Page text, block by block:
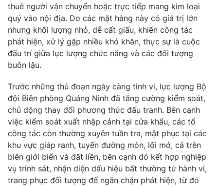
Video Shorts video
VTV Money VTV Thể thao
VTV Sức khoẻ
Thị trường 24h Tấm lòng Việt
VTV4 Vươn mình bằng AI
VTV9 VTV8
Liên hệ tòa soạn English
thuê người vận chuyển hoặc trực tiếp mang kim loại
quý vào nội địa. Do các mặt hàng này có giá trị lớn
nhưng khối lượng nhỏ, dễ cất giấu, khiến công tác
phát hiện, xử lý gặp nhiều khó khăn, thực sự là cuộc
đấu trí giữa lực lượng chức năng và các đối tượng
buôn lậu.
Trước những thủ đoạn ngày càng tinh vi, lực lượng Bộ
đội Biên phòng Quảng Ninh đã tăng cường kiểm soát,
chủ động thay đổi phương thức đấu tranh. Bên cạnh
việc kiểm soát xuất nhập cảnh tại cửa khẩu, các tổ
công tác còn thường xuyên tuần tra, mật phục tại các
khu vực giáp ranh, tuyến đường mòn, lối mở, cả trên
biên giới biển và đất liền, bên cạnh đó kết hợp nghiệp
vụ trinh sát, nhận diện dấu hiệu bất thường từ hành vi,
trang phục đối tượng để ngăn chặn phát hiện, từ đó